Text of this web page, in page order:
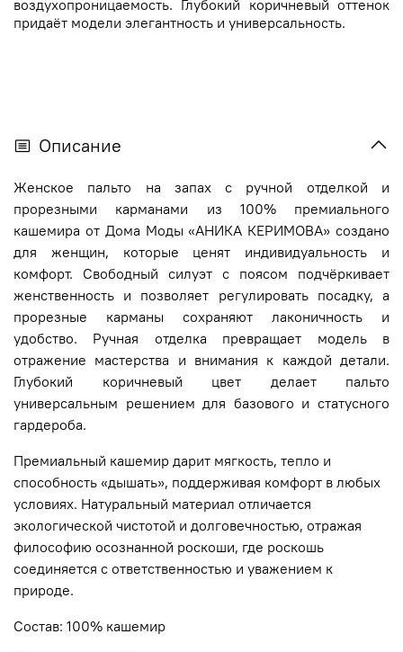
воздухопроницаемость. Глубокий коричневый оттенок
придаёт модели элегантность и универсальность.
Описание
Женское пальто на запах с ручной отделкой и
прорезными карманами из 100% премиального
кашемира от Дома Моды «АНИКА КЕРИМОВА» создано
для женщин, которые ценят индивидуальность и
комфорт. Свободный силуэт с поясом подчёркивает
женственность и позволяет регулировать посадку, а
прорезные карманы сохраняют лаконичность и
удобство. Ручная отделка превращает модель в
отражение мастерства и внимания к каждой детали.
Глубокий коричневый цвет делает пальто
универсальным решением для базового и статусного
гардероба.
Премиальный кашемир дарит мягкость, тепло и
способность «дышать», поддерживая комфорт в любых
условиях. Натуральный материал отличается
экологической чистотой и долговечностью, отражая
философию осознанной роскоши, где роскошь
соединяется с ответственностью и уважением к
природе.
Состав: 100% кашемир